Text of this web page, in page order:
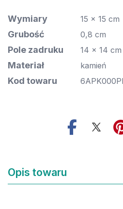
Wymiary 15 x 15 cm
Grubość 0,8 cm
Pole zadruku 14 x 14 cm
Materiał kamień
Kod towaru
Opis towaru